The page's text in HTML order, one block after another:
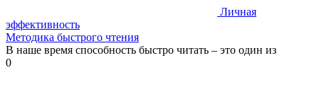
Личная
эффективность
Методика быстрого чтения
В наше время способность быстро читать – это один из
0